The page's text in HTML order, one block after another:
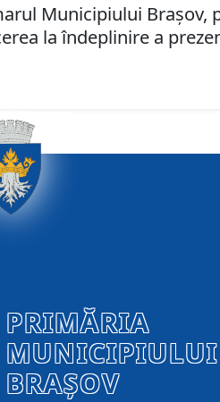
Municipiului Braşov,
la îndeplinire a
PRIMĂRIA
MUNICIPIULUI
BRAȘOV